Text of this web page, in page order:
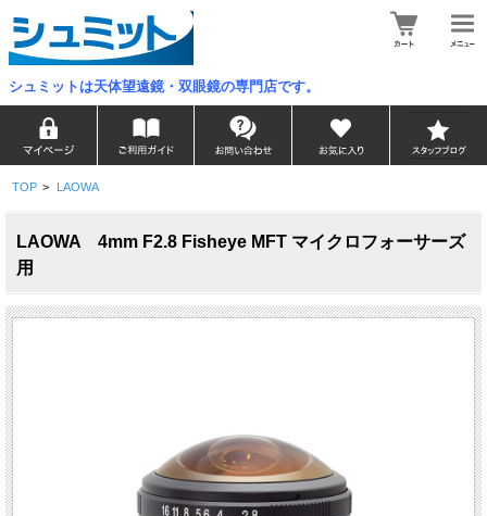
シュミットは天体望遠鏡・双眼鏡の専門店です。
TOP > LAOWA
LAOWA 4mm F2.8 Fisheye MFT マイクロフォーサーズ
用